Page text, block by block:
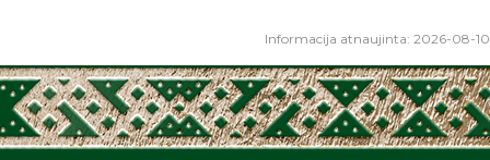
Informacija atnaujinta: 2026-08-10